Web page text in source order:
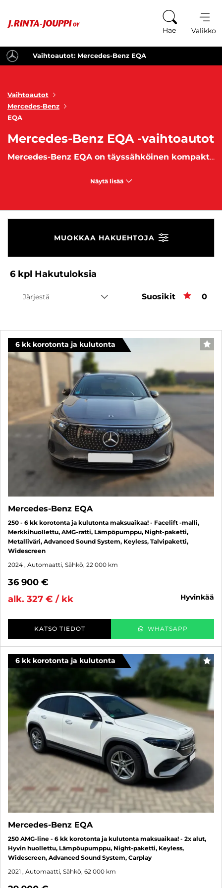
Hae Valikko
Vaihtoautot: Mercedes-Benz EQA
Vaihtoautot
Mercedes-Benz
EQA
Mercedes-Benz EQA -vaihtoautot
Mercedes-Benz EQA on täyssähköinen kompaktikokoinen SUV eli katumaasturi
Näytä lisää
MUOKKAA HAKUEHTOJA
6 kpl Hakutuloksia
Järjestä Suosikit 0
6 kk korotonta ja kulutonta
Mercedes-Benz EQA
250 - 6 kk korotonta ja kulutonta maksuaikaa! - Facelift -malli,
Merkkihuollettu, AMG-ratti, Lämpöpumppu, Night-paketti,
Metalliväri, Advanced Sound System, Keyless, Talvipaketti,
Widescreen
2024 , Automaatti, Sähkö, 22 000 km
36 900 €
alk. 327 € / kk
hyvinkää
KATSO TIEDOT WHATSAPP
6 kk korotonta ja kulutonta
Mercedes-Benz EQA
250 AMG-line - 6 kk korotonta ja kulutonta maksuaikaa! - 2x alut,
Hyvin huollettu, Lämpöupumppu, Night-paketti, Keyless,
Widescreen, Advanced Sound System, Carplay
2021 , Automaatti, Sähkö, 62 000 km